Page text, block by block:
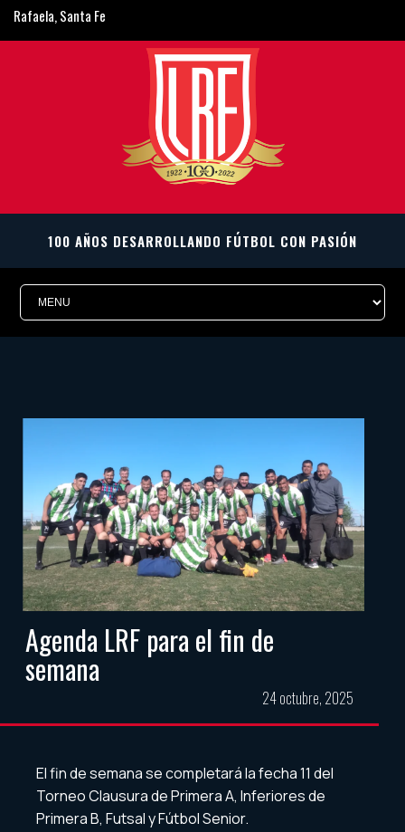
Rafaela, Santa Fe
ligarafaelina@gmail.com
Agenda LRF para el fin de
semana
24 octubre, 2025
El fin de semana se completará la fecha 11 del
Torneo Clausura de Primera A, Inferiores de
Primera B, Futsal y Fútbol Senior.